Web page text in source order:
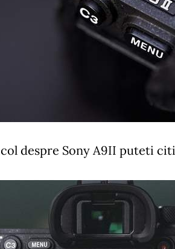
despre Sony A9II puteti citi